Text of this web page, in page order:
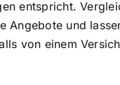
entspricht.
Angebote und
von einem